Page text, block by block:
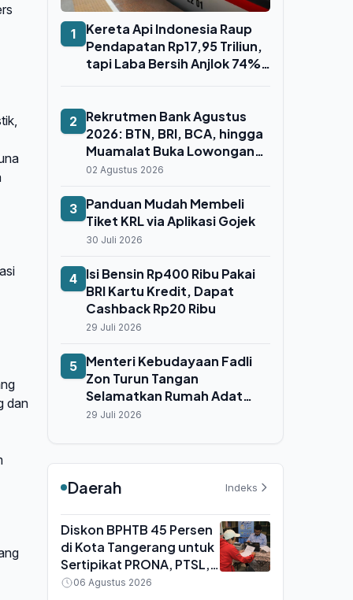
dan
1
Kereta Api Indonesia Raup
Pendapatan Rp17,95 Triliun,
tapi Laba Bersih Anjlok 74%
2
Rekrutmen Bank Agustus
2026: BTN, BRI, BCA, hingga
Muamalat Buka Lowongan
untuk Fresh Graduate dan
02 Agustus 2026
3 Panduan Mudah Membeli
Tiket KRL via Aplikasi Gojek
30 Juli 2026
4 Isi Bensin Rp400 Ribu Pakai
BRI Kartu Kredit, Dapat
Cashback Rp20 Ribu
29 Juli 2026
5 Menteri Kebudayaan Fadli
Zon Turun Tangan
Selamatkan Rumah Adat
Hiliamaetaniha dari
29 Juli 2026
Daerah Indeks
Diskon BPHTB 45 Persen
di Kota Tangerang untuk
Sertipikat PRONA, PTSL,
dan PTKL, Berlaku Hingga
06 Agustus 2026